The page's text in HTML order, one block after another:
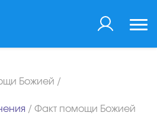
Божией /
/ Факт помощи Божией